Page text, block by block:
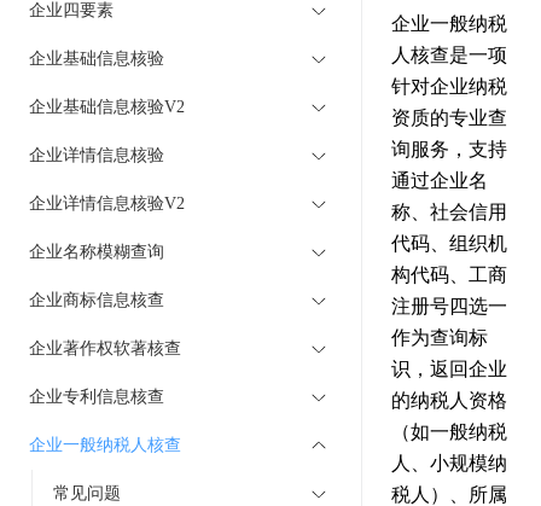
企业四要素
企业基础信息核验
企业基础信息核验V2
企业详情信息核验
企业详情信息核验V2
企业名称模糊查询
企业商标信息核查
企业著作权软著核查
企业专利信息核查
企业一般纳税人核查
常见问题
企业一般纳税
人核查是一项
针对企业纳税
资质的专业查
询服务，支持
通过企业名
称、社会信用
代码、组织机
构代码、工商
注册号四选一
作为查询标
识，返回企业
的纳税人资格
（如一般纳税
人、小规模纳
税人）、所属